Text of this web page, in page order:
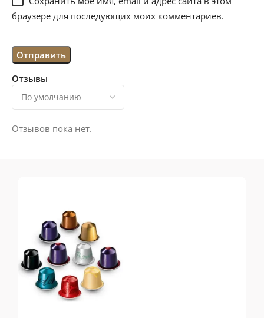
Отзывы
Отзывов пока нет.
браузере для последующих моих комментариев.